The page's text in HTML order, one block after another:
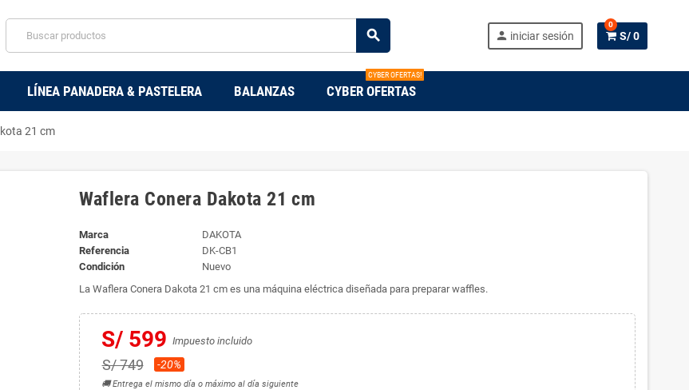
search person iniciar sesión
0
S/ 0
LÍNEA PANADERA & PASTELERA BALANZAS CYBER OFERTAS
CYBER OFERTAS!
21 cm
Waflera Conera Dakota 21 cm
Marca
DAKOTA
Referencia
DK-CB1
Condición
Nuevo
La Waflera Conera Dakota 21 cm es una máquina eléctrica diseñada para preparar waffles.
S/ 599Impuesto incluido
S/ 749 -20%
🚚 Entrega el mismo día o máximo al día siguiente